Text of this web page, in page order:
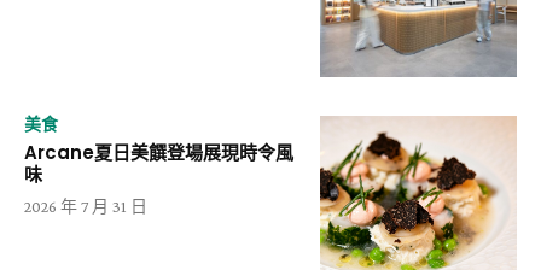
美食
Arcane夏日美饌登場展現時令風
味
2026 年 7 月 31 日